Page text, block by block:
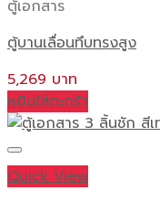
ตู้เอกสาร
ตู้บานเลื่อนทึบทรงสูง
5,269
หยิบใส่ตะกร้า
Quick View